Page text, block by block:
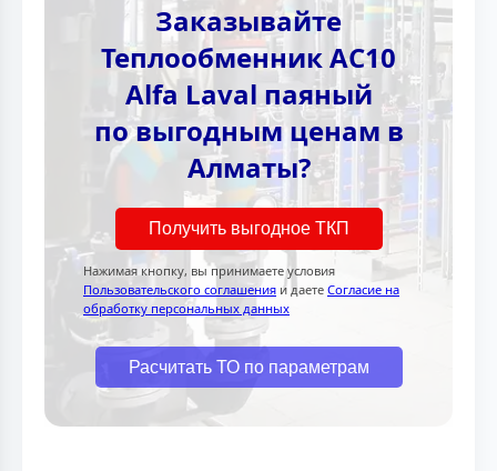
Заказывайте
Теплообменник AC10
Alfa Laval паяный
по выгодным ценам в
Алматы?
Получить выгодное ТКП
Нажимая кнопку, вы принимаете условия
Пользовательского соглашения и даете Согласие на
обработку персональных данных
Расчитать ТО по параметрам